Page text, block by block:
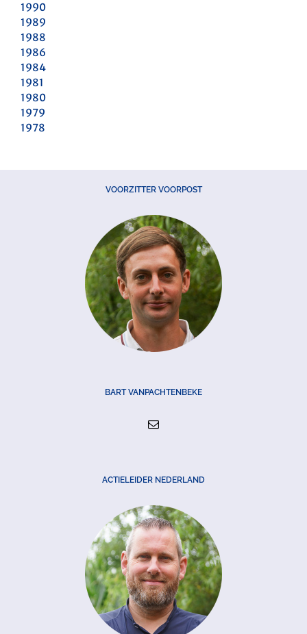
1990
1989
1988
1986
1984
1981
1980
1979
1978
VOORZITTER VOORPOST
BART VANPACHTENBEKE
ACTIELEIDER NEDERLAND